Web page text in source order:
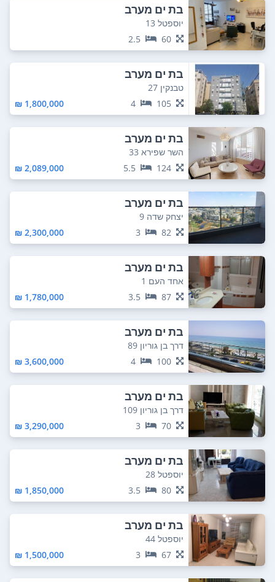
בת ים מערב
יוספטל 13
60
2.5
בת ים מערב
טבנקין 27
105
4
1,800,000 ₪
בת ים מערב
השר שפירא 33
124
5.5
2,089,000 ₪
בת ים מערב
יצחק שדה 9
82
3
2,300,000 ₪
בת ים מערב
אחד העם 1
87
3.5
1,780,000 ₪
בת ים מערב
דרך בן גוריון 89
100
4
3,600,000 ₪
בת ים מערב
דרך בן גוריון 109
70
3
3,290,000 ₪
בת ים מערב
יוספטל 28
80
3.5
1,850,000 ₪
בת ים מערב
יוספטל 44
67
3
1,500,000 ₪